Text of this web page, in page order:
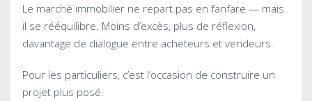
Le marché immobilier ne repart pas en fanfare — mais
il se rééquilibre. Moins d’excès, plus de réflexion,
davantage de dialogue entre acheteurs et vendeurs.
Pour les particuliers, c’est l’occasion de construire un
projet plus posé.